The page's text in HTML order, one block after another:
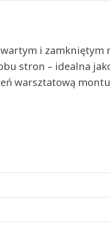
i zamkniętym
stron – idealna
warsztatową